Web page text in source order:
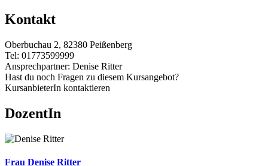
Kontakt
Oberbuchau 2, 82380 Peißenberg
Tel: 01773599999
Ansprechpartner: Denise Ritter
Hast du noch Fragen zu diesem Kursangebot?
KursanbieterIn kontaktieren
DozentIn
Frau Denise Ritter